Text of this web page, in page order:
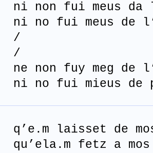
ni non fui meus da
ni no fui meus de
/
/
ne non fuy meg de
ni no fui mieus de
q’e . m laisset de
qu’ela.m fetz a